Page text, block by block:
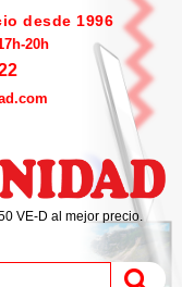
desde 1996
20h
VE-D al mejor precio.